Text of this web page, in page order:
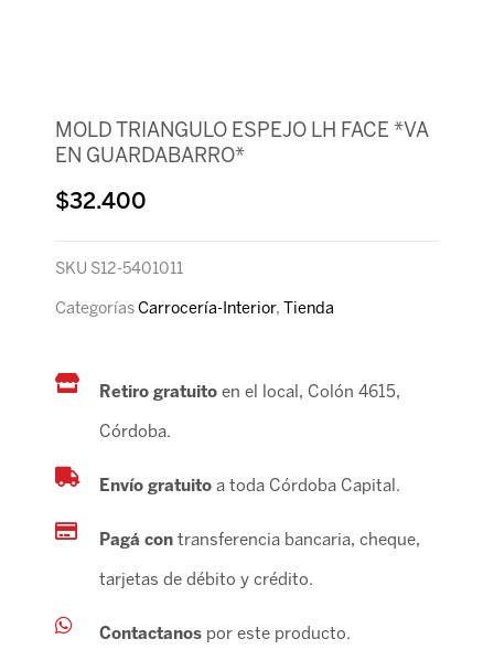
MOLD TRIANGULO ESPEJO LH FACE *VA
EN GUARDABARRO*
$32.400
SKU S12-5401011
Categorías Carrocería-Interior, Tienda
Retiro gratuito en el local, Colón 4615,
Córdoba.
Envío gratuitoa toda Córdoba Capital.
Pagá contransferencia bancaria, cheque,
tarjetas de débito y crédito.
Contactanospor este producto.